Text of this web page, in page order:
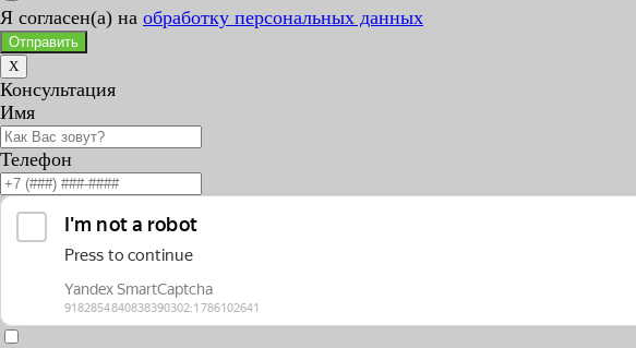
Я согласен(а) на обработку персональных данных
Отправить
X
Консультация
Имя
Телефон